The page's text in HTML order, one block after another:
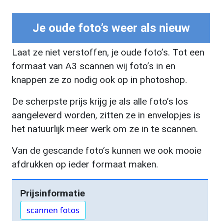
Je oude foto’s weer als nieuw
Laat ze niet verstoffen, je oude foto’s. Tot een
formaat van A3 scannen wij foto’s in en
knappen ze zo nodig ook op in photoshop.
De scherpste prijs krijg je als alle foto’s los
aangeleverd worden, zitten ze in envelopjes is
het natuurlijk meer werk om ze in te scannen.
Van de gescande foto’s kunnen we ook mooie
afdrukken op ieder formaat maken.
Prijsinformatie
scannen fotos